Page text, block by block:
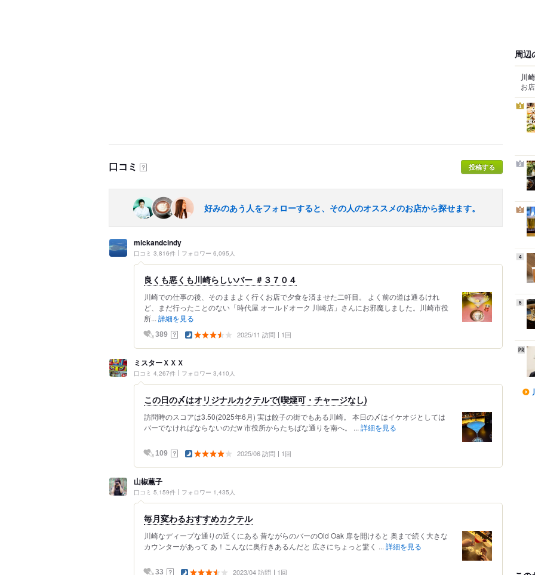
口コミ ？ 投稿する
好みのあう人をフォローすると、その人のオススメのお店から探せます。
mickandcindy
口コミ 3,816件 フォロワー 6,095人
良くも悪くも川崎らしいバー ＃３７０４
川崎での仕事の後、そのままよく行くお店で夕食を済ませた二軒目。 よく前の道は通るけれ
ど、まだ行ったことのない「時代屋 オールドオーク 川崎店」さんにお邪魔しました。川崎市役
所... 詳細を見る
389 ？ 2025/11 訪問 1回
ミスターＸＸＸ
口コミ 4,267件 フォロワー 3,410人
この日の〆はオリジナルカクテルで(喫煙可・チャージなし)
訪問時のスコアは3.50(2025年6月) 実は餃子の街でもある川崎。 本日の〆はイケオジとしては
バーでなければならないのだw 市役所からたちばな通りを南へ。 ... 詳細を見る
109 ？ 2025/06 訪問 1回
山椒薫子
口コミ 5,159件 フォロワー 1,435人
毎月変わるおすすめカクテル
川崎なディープな通りの近くにある 昔ながらのバーのOld Oak 扉を開けると 奥まで続く大きな
カウンターがあって あ！こんなに奥行きあるんだと 広さにちょっと驚く ... 詳細を見る
33 ？ 2023/04 訪問 1回
周辺
川
お店
1
2
3
4
5